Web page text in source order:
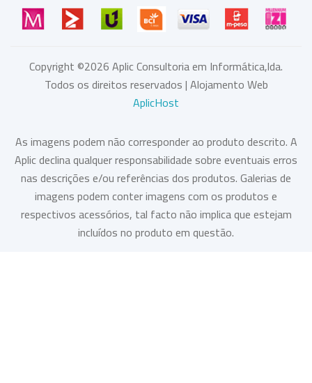
Copyright ©2026Aplic Consultoria em Informática,lda.
Todos os direitos reservados | Alojamento Web
AplicHost
As imagens podem não corresponder ao produto descrito. A
Aplic declina qualquer responsabilidade sobre eventuais erros
nas descrições e/ou referências dos produtos. Galerias de
imagens podem conter imagens com os produtos e
respectivos acessórios, tal facto não implica que estejam
incluídos no produto em questão.